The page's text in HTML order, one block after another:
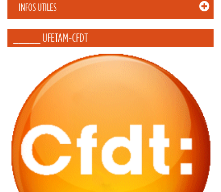
INFOS UTILES
_____ UFETAM-CFDT